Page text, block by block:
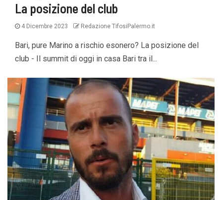
La posizione del club
4 Dicembre 2023 Redazione TifosiPalermo.it
Bari, pure Marino a rischio esonero? La posizione del
club - Il summit di oggi in casa Bari tra il...